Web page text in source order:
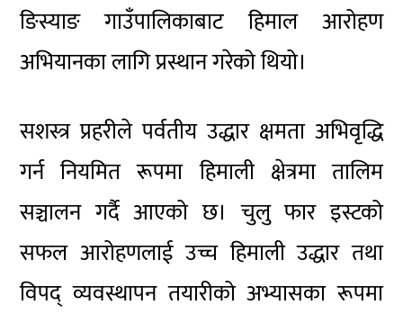
ङिस्याङ गाउँपालिकाबाट हिमाल आरोहण
अभियानका लागि प्रस्थान गरेको थियो।
सशस्त्र प्रहरीले पर्वतीय उद्धार क्षमता अभिवृद्धि
गर्न नियमित रूपमा हिमाली क्षेत्रमा तालिम
सञ्चालन गर्दै आएको छ। चुलु फार इस्टको
सफल आरोहणलाई उच्च हिमाली उद्धार तथा
विपद् व्यवस्थापन तयारीको अभ्यासका रूपमा